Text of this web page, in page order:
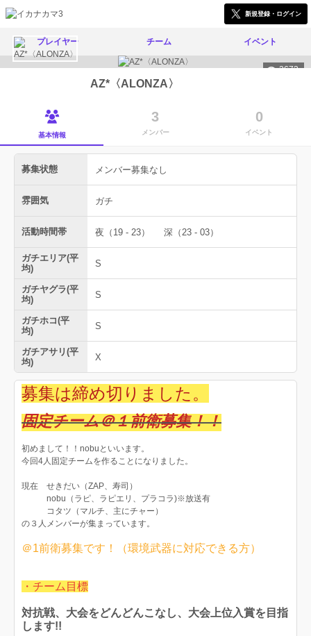
新規登録・ログイン
プレイヤー チーム イベント
2673
AZ*〈ALONZA〉
基本情報
3
メンバー
0
イベント
募集状態 メンバー募集なし
雰囲気 ガチ
活動時間帯 夜（19 - 23） 深（23 - 03）
ガチエリア(平
均)
S
ガチヤグラ(平
均)
S
ガチホコ(平
均)
S
ガチアサリ(平
均)
X
募集は締め切りました。
固定チーム＠１前衛募集！！
初めまして！！nobuといいます。
今回4人固定チームを作ることになりました。
現在 せきだい（ZAP、寿司）
nobu（ラピ、ラピエリ、プラコラ)※放送有
コタツ（マルチ、主にチャー）
の３人メンバーが集まっています。
＠1前衛募集です！（環境武器に対応できる方）
・チーム目標
対抗戦、大会をどんどんこなし、大会上位入賞を目指
します!!